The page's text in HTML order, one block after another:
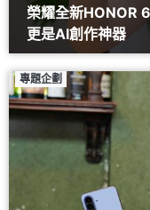
榮耀全新HONOR
更是AI創作神器
專題企劃